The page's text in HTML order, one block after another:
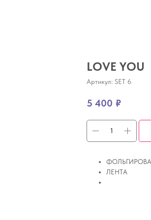
LOVE YOU
Артикул: SET 6
5 400 ₽
ЛЕНТА